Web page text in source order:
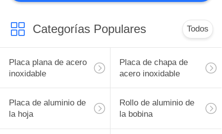
barra redonda del
acero inoxidable
35
Categorías Populares Todos
Placa plana de acero
inoxidable
Placa de chapa de
acero inoxidable
Placa de aluminio de
la hoja
Rollo de aluminio de
la bobina